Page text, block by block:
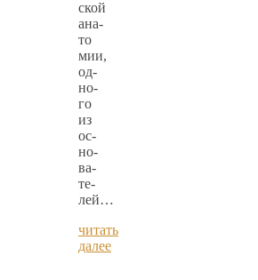
ской
ана­
то­
мии,
од­
но­
го
из
ос­
но­
ва­
те­
лей…
читать
далее